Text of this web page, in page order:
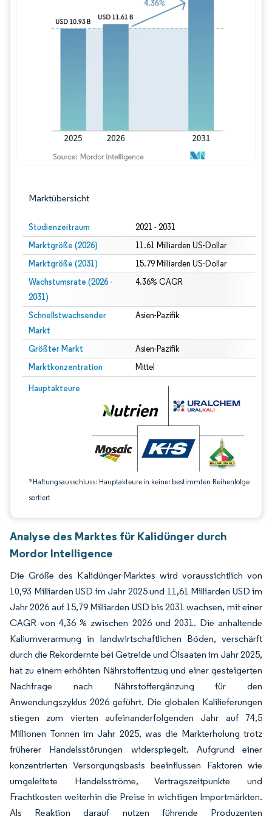
Marktübersicht
Studienzeitraum 2021 - 2031
Marktgröße (2026) 11.61 Milliarden US-Dollar
Marktgröße (2031) 15.79 Milliarden US-Dollar
Wachstumsrate (2026 -
2031)
4.36% CAGR
Schnellstwachsender
Markt
Asien-Pazifik
Größter Markt Asien-Pazifik
Marktkonzentration Mittel
Hauptakteure
*Haftungsausschluss: Hauptakteure in keiner bestimmten Reihenfolge
sortiert
Bild © Mordor Intelligence. Wiederverwendung erfordert Namensnennung
Analyse des Marktes für Kalidünger durch
Mordor Intelligence
Die Größe des Kalidünger-Marktes wird voraussichtlich von
10,93 Milliarden USD im Jahr 2025 und 11,61 Milliarden USD im
Jahr 2026 auf 15,79 Milliarden USD bis 2031 wachsen, mit einer
CAGR von 4,36 % zwischen 2026 und 2031. Die anhaltende
Kaliumverarmung in landwirtschaftlichen Böden, verschärft
durch die Rekordernte bei Getreide und Ölsaaten im Jahr 2025,
hat zu einem erhöhten Nährstoffentzug und einer gesteigerten
Nachfrage nach Nährstoffergänzung für den
Anwendungszyklus 2026 geführt. Die globalen Kalilieferungen
stiegen zum vierten aufeinanderfolgenden Jahr auf 74,5
Millionen Tonnen im Jahr 2025, was die Markterholung trotz
früherer Handelsstörungen widerspiegelt. Aufgrund einer
konzentrierten Versorgungsbasis beeinflussen Faktoren wie
umgeleitete Handelsströme, Vertragszeitpunkte und
Frachtkosten weiterhin die Preise in wichtigen Importmärkten.
Als Reaktion darauf nutzen führende Produzenten